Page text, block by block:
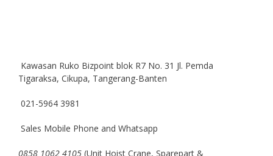
Kawasan Ruko Bizpoint blok R7 No. 31 Jl. Pemda
Tigaraksa, Cikupa, Tangerang-Banten
021-5964 3981
Sales Mobile Phone and Whatsapp
0858 1062 4105 (Unit Hoist Crane, Sparepart &